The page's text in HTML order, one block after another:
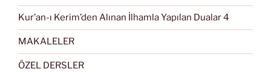
Kur’an-ı Kerim’den Alınan İlhamla Yapılan Dualar 4
MAKALELER
ÖZEL DERSLER